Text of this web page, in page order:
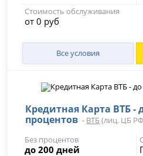
Стоимость обслуживания
от 0 руб
Все условия
Кредитная Карта ВТБ -
процентов - ВТБ(лиц. ЦБ
Без процентов
до 200 дней